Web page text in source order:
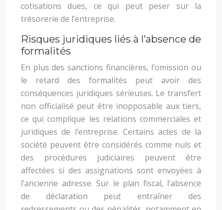
cotisations dues, ce qui peut peser sur la
trésorerie de l’entreprise.
Risques juridiques liés à l’absence de
formalités
En plus des sanctions financières, l’omission ou
le retard des formalités peut avoir des
conséquences juridiques sérieuses. Le transfert
non officialisé peut être inopposable aux tiers,
ce qui complique les relations commerciales et
juridiques de l’entreprise. Certains actes de la
société peuvent être considérés comme nuls et
des procédures judiciaires peuvent être
affectées si des assignations sont envoyées à
l’ancienne adresse. Sur le plan fiscal, l’absence
de déclaration peut entraîner des